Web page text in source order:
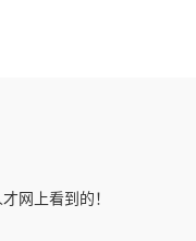
网上看到的！